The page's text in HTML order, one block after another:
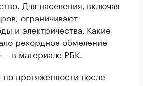
Для населения, включая
ограничивают
и электричества. Какие
рекордное обмеление
в материале РБК.
протяженности после